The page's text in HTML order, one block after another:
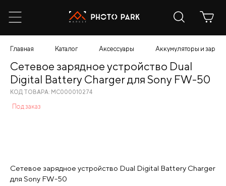
Главная Каталог Аксессуары Аккумуляторы и
Сетевое зарядное устройство Dual Digital Battery Charger
для Sony FW-50
Сетевое зарядное устройство Dual
Digital Battery Charger для Sony FW-50
КОД ТОВАРА: МС000010274
Под заказ